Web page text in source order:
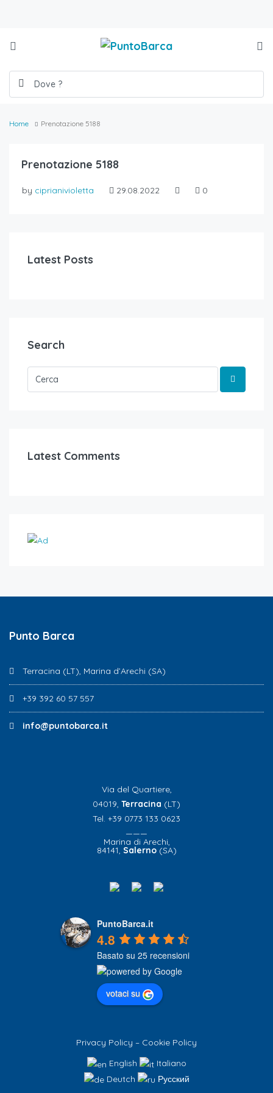
Home Prenotazione 5188
Prenotazione 5188
by ciprianivioletta 29.08.2022 0
Latest Posts
Search
Latest Comments
Punto Barca
Terracina (LT), Marina d’Arechi (SA)
+39 392 60 57 557
info@puntobarca.it
Via del Quartiere,
04019, Terracina (LT)
Tel. +39 0773 133 0623
———
Marina di Arechi,
84141, Salerno(SA)
PuntoBarca.it
4.8
Basato su 25 recensioni
votaci su
Privacy Policy – Cookie Policy
English
Italiano
Deutch
Русский